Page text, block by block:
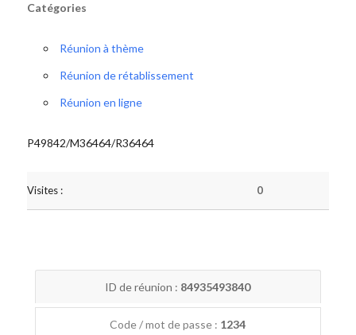
Catégories
Réunion à thème
Réunion de rétablissement
Réunion en ligne
P49842/M36464/R36464
Visites : 0
ID de réunion : 84935493840
Code / mot de passe : 1234